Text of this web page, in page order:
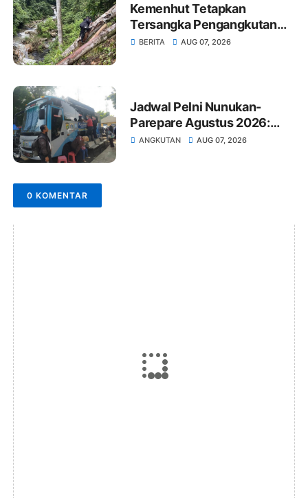
Kemenhut Tetapkan
Tersangka Pengangkutan
Kayu Ilegal Sumut
BERITA AUG 07, 2026
Jadwal Pelni Nunukan-
Parepare Agustus 2026:
Jam Berangkat dan Harga
ANGKUTAN AUG 07, 2026
0 KOMENTAR